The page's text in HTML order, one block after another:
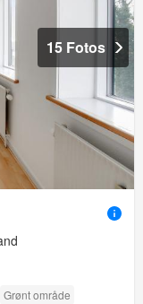
15 Fotos
Grønt område